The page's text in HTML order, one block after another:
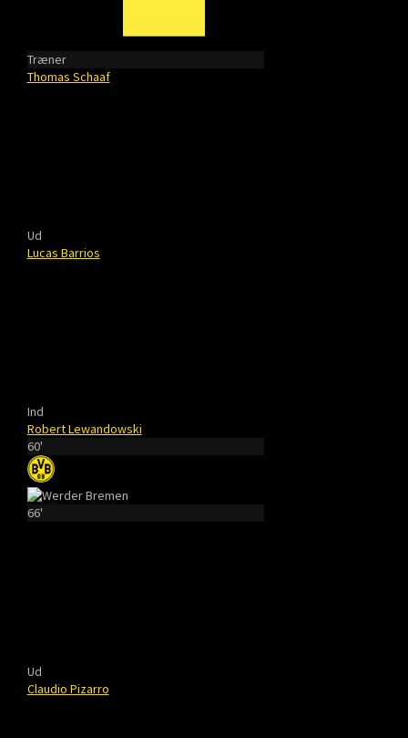
Træner
Thomas Schaaf
Ud
Lucas Barrios
Ind
Robert Lewandowski
60'
66'
Ud
Claudio Pizarro